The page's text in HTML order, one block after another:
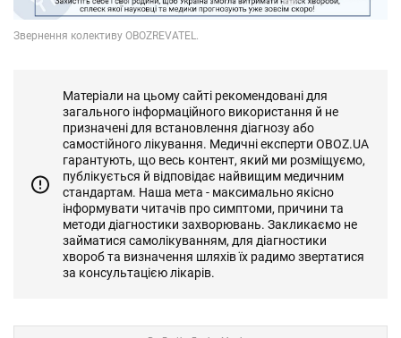
Матеріали на цьому сайті рекомендовані для
загального інформаційного використання й не
призначені для встановлення діагнозу або
самостійного лікування. Медичні експерти OBOZ.UA
гарантують, що весь контент, який ми розміщуємо,
публікується й відповідає найвищим медичним
стандартам. Наша мета - максимально якісно
інформувати читачів про симптоми, причини та
методи діагностики захворювань. Закликаємо не
займатися самолікуванням, для діагностики
хвороб та визначення шляхів їх радимо звертатися
за консультацією лікарів.